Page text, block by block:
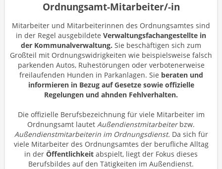
Ordnungsamt-Mitarbeiter/-in
Mitarbeiter und Mitarbeiterinnen des Ordnungsamtes sind
in der Regel ausgebildete Verwaltungsfachangestellte in
der Kommunalverwaltung. Sie beschäftigen sich zum
Großteil mit Ordnungswidrigkeiten wie beispielsweise falsch
parkenden Autos, Ruhestörungen oder verbotenerweise
freilaufenden Hunden in Parkanlagen. Sie beraten und
informieren in Bezug auf Gesetze sowie offizielle
Regelungen und ahnden Fehlverhalten.
Die offizielle Berufsbezeichnung für viele Mitarbeiter im
Ordnungsamt lautet Außendienstmitarbeiterbzw.
Außendienstmitarbeiterin im Ordnungsdienst. Da sich für
viele Mitarbeiter des Ordnungsamtes der berufliche Alltag
in der Öffentlichkeit abspielt, liegt der Fokus dieses
Berufsbildes auf den Tätigkeiten im Außendienst.